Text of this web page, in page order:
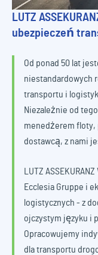
LUTZ
ubezpieczeń
Od ponad 50 lat
niestandardowych
transportu i
Niezależnie od
menedżerem floty,
dostawcą, z nami
LUTZ
Ecclesia Gruppe i
logistycznych - z
ojczystym języku i
Opracowujemy
dla transportu